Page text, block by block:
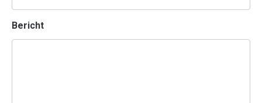
Bericht